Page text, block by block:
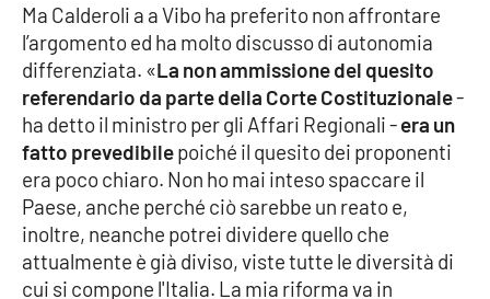
Venti di comunicazione
STREAMING
LaC TV
LaC Network
Ma Calderoli a a Vibo ha preferito non affrontare
l’argomento ed ha molto discusso di autonomia
differenziata. «La non ammissione del quesito
referendario da parte della Corte Costituzionale-
ha detto il ministro per gli Affari Regionali -era un
fatto prevedibilepoiché il quesito dei proponenti
era poco chiaro. Non ho mai inteso spaccare il
Paese, anche perché ciò sarebbe un reato e,
inoltre, neanche potrei dividere quello che
attualmente è già diviso, viste tutte le diversità di
cui si compone l'Italia. La mia riforma va in